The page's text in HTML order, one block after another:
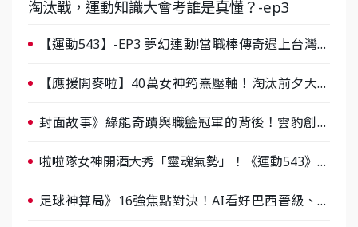
淘汰戰，運動知識大會考誰是真懂？-ep3
【運動543】-EP3 夢幻連動!當職棒傳奇遇上台灣女
【應援開麥啦】40萬女神筠熹壓軸！淘汰前夕大混
封面故事》綠能奇蹟與職籃冠軍的背後！雲豹創辦
啦啦隊女神開酒大秀「靈魂氣勢」！《運動543》微
足球神算局》16強焦點對決！AI看好巴西晉級、數